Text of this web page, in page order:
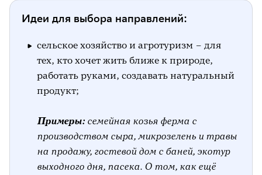
Идеи для выбора направлений:
сельское хозяйство и агротуризм – для
тех, кто хочет жить ближе к природе,
работать руками, создавать натуральный
продукт;
Примеры: семейная козья ферма с
производством сыра, микрозелень и травы
на продажу, гостевой дом с баней, экотур
выходного дня, пасека. О том, как ещё